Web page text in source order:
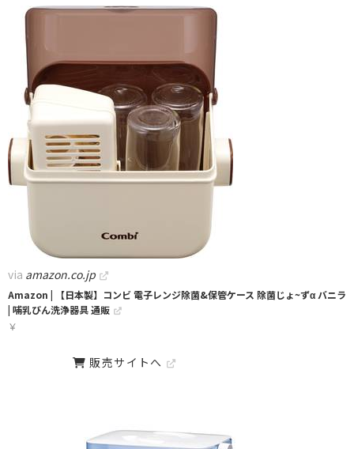
via amazon.co.jp
Amazon | 【日本製】コンビ 電子レンジ除菌&保管ケース 除菌じょ~ずα バニラ
| 哺乳びん洗浄器具 通販
￥
販売サイトへ